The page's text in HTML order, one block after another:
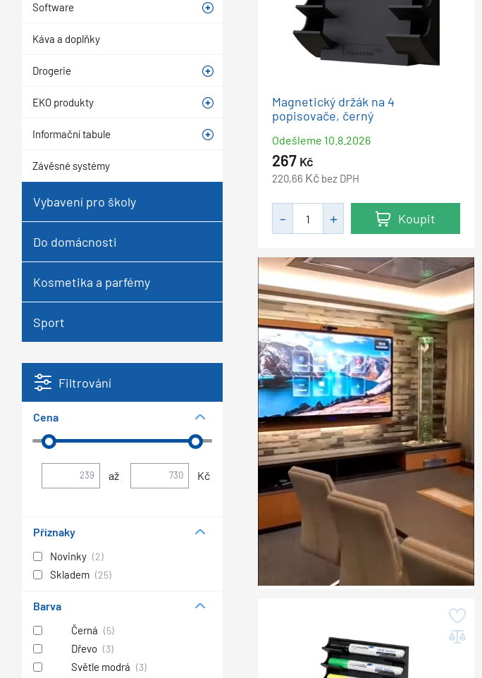
Software
Káva a doplňky
Drogerie
EKO produkty
Informační tabule
Závěsné systémy
Vybavení pro školy
Do domácnosti
Kosmetika a parfémy
Sport
Filtrování
Cena
až Kč
Příznaky
Novinky (2)
Skladem (25)
Barva
Černá (5)
Dřevo (3)
Světle modrá (3)
Magnetický držák na 4
popisovače, černý
Odešleme 10.8.2026
267 Kč
220,66 Kč bez DPH
Koupit